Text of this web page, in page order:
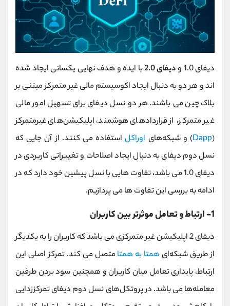
دیفای 1.0 و دیفای 2.0
با ایده و هدف نهایی یکسانی ایجاد شده
اند و هر دو به دنبال ایجاد اکوسیستم مالی غیر متمرکز مبتنی ‌بر
بلاک چین می باشند. هر دو نسل دیفای برای تسهیل امور مالی
غیر متمرکز، از قراردادهای هوشمند، اپلیکیشن‌های غیرمتمرکز
(
Dapp) و شبکه‌های اوراکلاستفاده می کنند. از آن جایی که
نسل دوم دیفای به دنبال ایجاد اصلاحات و تغییراتی کاربردی در
دیفای 1.0 می باشد، تفاوت هایی با نسل پیشین خود دارد که در
ادامه به بررسی این تفاوت ها می پردازیم.
1- ارتباط و تعامل موثرتر بین کاربران
دیفای 2 اپلیکیشن‌ غیر متمرکزی می باشد که کاربران را به یکدیگر
از طریق شبکه‌ایهمتا به‌ همتامتصل می کند. تمرکز اصلی این
ارتباط، پایداری تعامل میان کاربران و همچنین سود بردن طرفین
معامله‌ها می باشد. در پروتکل‌های نسل دوم دیفای تمرکززدایی